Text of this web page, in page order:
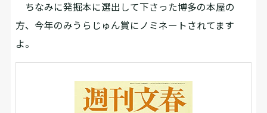
ちなみに発掘本に選出して下さった博多の本屋の
方、今年のみうらじゅん賞にノミネートされてます
よ。